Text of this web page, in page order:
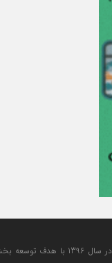
پایگاه خبری ریل نیوز در سال